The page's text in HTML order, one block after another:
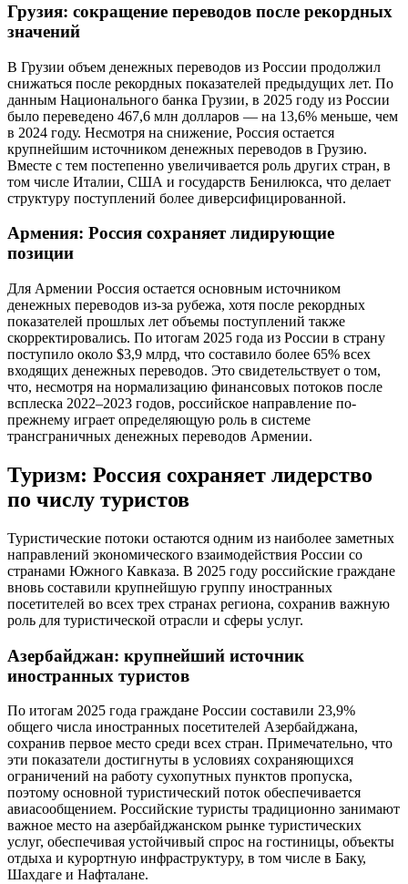
Грузия: сокращение переводов после рекордных
значений
В Грузии объем денежных переводов из России продолжил
снижаться после рекордных показателей предыдущих лет. По
данным Национального банка Грузии, в 2025 году из России
было переведено 467,6 млн долларов — на 13,6% меньше, чем
в 2024 году. Несмотря на снижение, Россия остается
крупнейшим источником денежных переводов в Грузию.
Вместе с тем постепенно увеличивается роль других стран, в
том числе Италии, США и государств Бенилюкса, что делает
структуру поступлений более диверсифицированной.
Армения: Россия сохраняет лидирующие
позиции
Для Армении Россия остается основным источником
денежных переводов из-за рубежа, хотя после рекордных
показателей прошлых лет объемы поступлений также
скорректировались. По итогам 2025 года из России в страну
поступило около $3,9 млрд, что составило более 65% всех
входящих денежных переводов. Это свидетельствует о том,
что, несмотря на нормализацию финансовых потоков после
всплеска 2022–2023 годов, российское направление по-
прежнему играет определяющую роль в системе
трансграничных денежных переводов Армении.
Туризм: Россия сохраняет лидерство
по числу туристов
Туристические потоки остаются одним из наиболее заметных
направлений экономического взаимодействия России со
странами Южного Кавказа. В 2025 году российские граждане
вновь составили крупнейшую группу иностранных
посетителей во всех трех странах региона, сохранив важную
роль для туристической отрасли и сферы услуг.
Азербайджан: крупнейший источник
иностранных туристов
По итогам 2025 года граждане России составили 23,9%
общего числа иностранных посетителей Азербайджана,
сохранив первое место среди всех стран. Примечательно, что
эти показатели достигнуты в условиях сохраняющихся
ограничений на работу сухопутных пунктов пропуска,
поэтому основной туристический поток обеспечивается
авиасообщением. Российские туристы традиционно занимают
важное место на азербайджанском рынке туристических
услуг, обеспечивая устойчивый спрос на гостиницы, объекты
отдыха и курортную инфраструктуру, в том числе в Баку,
Шахдаге и Нафталане.